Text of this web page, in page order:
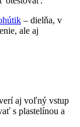
– dielňa, v
ale aj
aj voľný vstup
s plastelínou a